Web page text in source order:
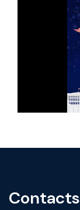
Contacts